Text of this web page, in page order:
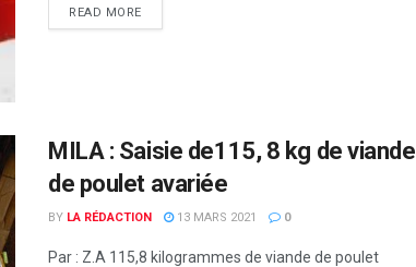
READ MORE
MILA : Saisie de115, 8 kg de viande
de poulet avariée
BY LA RÉDACTION 13 MARS 2021 0
Par : Z.A 115,8 kilogrammes de viande de poulet